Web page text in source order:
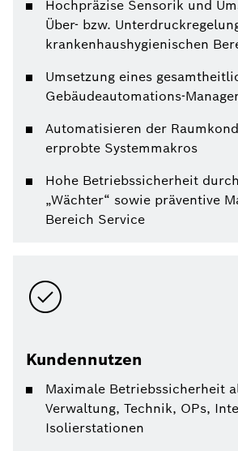
Hochpräzise Sensorik und
Über- bzw.
krankenhaushygienischen
Umsetzung eines
Gebäudeautomations-
Automatisieren der
erprobte Systemmakros
Hohe Betriebssicherheit
„Wächter“ sowie präventive
Bereich Service
Kundennutzen
Maximale Betriebssicherheit
Verwaltung, Technik, OPs,
Isolierstationen